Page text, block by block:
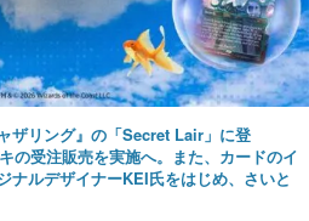
ザリング』の「Secret Lair」に登
の受注販売を実施へ。また、カードのイ
ナルデザイナーKEI氏をはじめ、さいと